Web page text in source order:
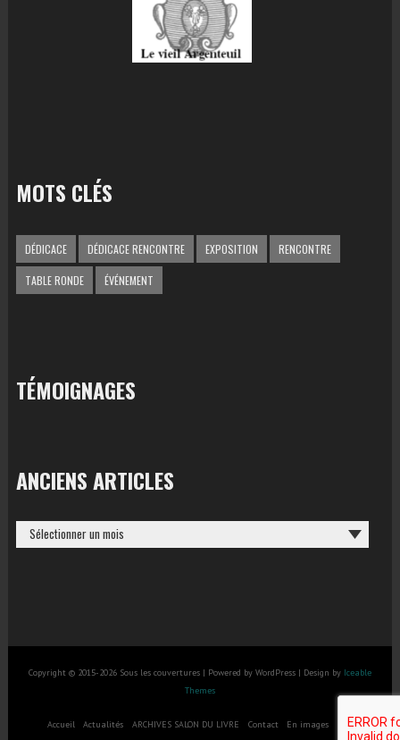
MOTS CLÉS
DÉDICACE DÉDICACE RENCONTRE EXPOSITION RENCONTRE
TABLE RONDE ÉVÉNEMENT
TÉMOIGNAGES
ANCIENS ARTICLES
ANCIENS
Copyright © 2015-2026 Sous les couvertures | Powered by WordPress | Design by Iceable
Themes
Accueil Actualités ARCHIVES SALON DU LIVRE Contact En images salon